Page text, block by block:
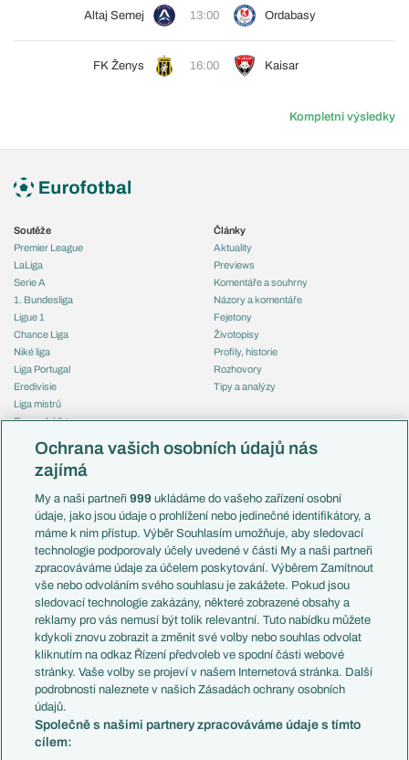
Altaj Semej 13:00 Ordabasy
FK Ženys 16:00 Kaisar
Kompletní výsledky
Soutěže
Premier League
LaLiga
Serie A
1. Bundesliga
Ligue 1
Chance Liga
Niké liga
Liga Portugal
Eredivisie
Liga mistrů
Evropská liga
Mistrovství světa
Liga národů
Témata
Představení týmů MS
EuroSkauting
PL v kostce
Evropské koeficienty
Přestupy
Přestupové spekulace
Zranění
Kluby
Arsenal FC
Chelsea FC
Manchester United
AC Milán
Články
Aktuality
Previews
Komentáře a souhrny
Názory a komentáře
Fejetony
Životopisy
Profily, historie
Rozhovory
Tipy a analýzy
Česko
Francie
Itálie
Německo
Španělsko
Argentina
Brazílie
Přestupy
Zápasy
Livescore
Tipovací soutěž
Ochrana vašich osobních údajů nás
zajímá
My a naši partneři999 ukládáme do vašeho zařízení osobní
údaje, jako jsou údaje o prohlížení nebo jedinečné identifikátory, a
máme k nim přístup. Výběr Souhlasím umožňuje, aby sledovací
technologie podporovaly účely uvedené v části My a naši partneři
zpracováváme údaje za účelem poskytování. Výběrem Zamítnout
vše nebo odvoláním svého souhlasu je zakážete. Pokud jsou
sledovací technologie zakázány, některé zobrazené obsahy a
reklamy pro vás nemusí být tolik relevantní. Tuto nabídku můžete
kdykoli znovu zobrazit a změnit své volby nebo souhlas odvolat
kliknutím na odkaz Řízení předvoleb ve spodní části webové
stránky. Vaše volby se projeví v našem Internetová stránka. Další
podrobnosti naleznete v našich Zásadách ochrany osobních
údajů.
Společně s našimi partnery zpracováváme údaje s tímto
cílem: